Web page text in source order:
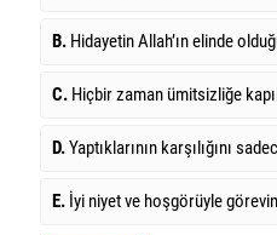
B. Hidayetin Allah’ın elinde
C. Hiçbir zaman ümitsizliğe
D.Yaptıklarının karşılığını
E. İyi niyet ve hoşgörüyle